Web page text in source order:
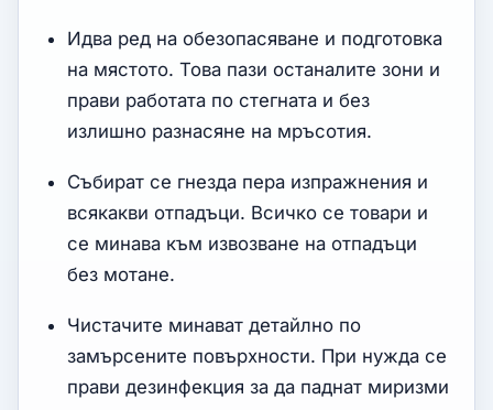
Идва ред на обезопасяване и подготовка
на мястото. Това пази останалите зони и
прави работата по стегната и без
излишно разнасяне на мръсотия.
Събират се гнезда пера изпражнения и
всякакви отпадъци. Всичко се товари и
се минава към извозване на отпадъци
без мотане.
Чистачите минават детайлно по
замърсените повърхности. При нужда се
прави дезинфекция за да паднат миризми